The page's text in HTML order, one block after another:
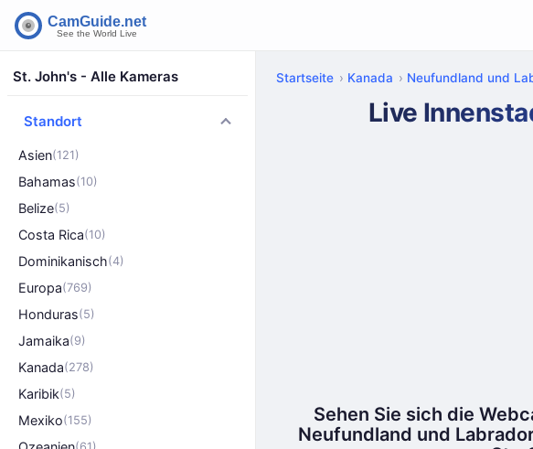
St. John's - Alle Kameras
Standort
Asien(121)
Bahamas(10)
Belize(5)
Costa Rica(10)
Dominikanisch(4)
Europa(769)
Honduras(5)
Jamaika(9)
Kanada(278)
Karibik(5)
Mexiko(155)
(61)
Startseite Kanada Neufundland und
Live
Sehen Sie sich die
Neufundland und